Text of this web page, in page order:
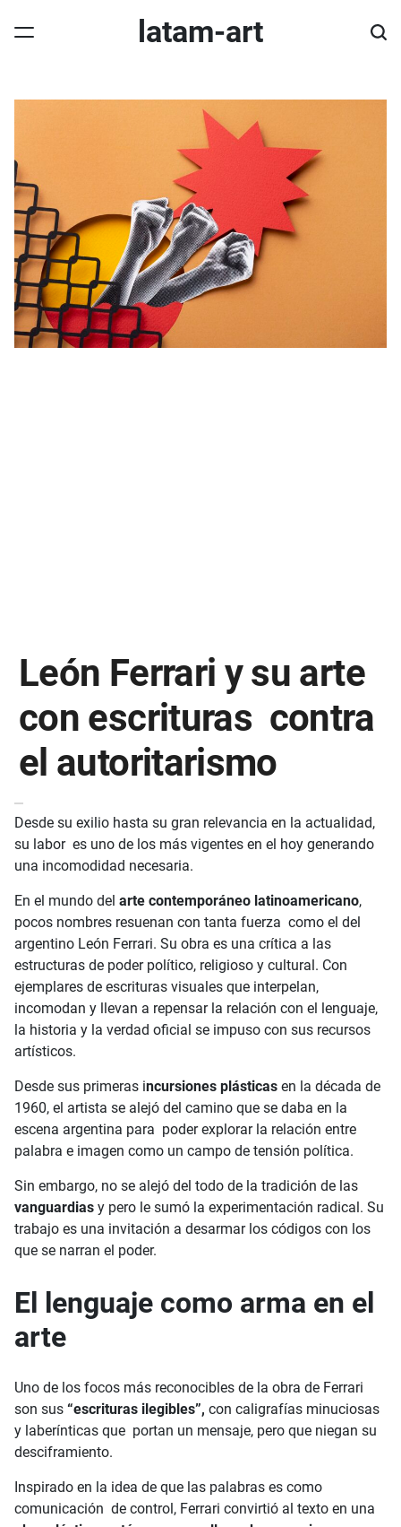
latam-art
León Ferrari y su arte
con escrituras contra
el autoritarismo
Desde su exilio hasta su gran relevancia en la actualidad,
su labor es uno de los más vigentes en el hoy generando
una incomodidad necesaria.
En el mundo del arte contemporáneo latinoamericano,
pocos nombres resuenan con tanta fuerza como el del
argentino León Ferrari. Su obra es una crítica a las
estructuras de poder político, religioso y cultural. Con
ejemplares de escrituras visuales que interpelan,
incomodan y llevan a repensar la relación con el lenguaje,
la historia y la verdad oficial se impuso con sus recursos
artísticos.
Desde sus primeras incursiones plásticas en la década de
1960, el artista se alejó del camino que se daba en la
escena argentina para poder explorar la relación entre
palabra e imagen como un campo de tensión política.
Sin embargo, no se alejó del todo de la tradición de las
vanguardias y pero le sumó la experimentación radical. Su
trabajo es una invitación a desarmar los códigos con los
que se narran el poder.
El lenguaje como arma en el
arte
Uno de los focos más reconocibles de la obra de Ferrari
son sus “escrituras ilegibles”, con caligrafías minuciosas
y laberínticas que portan un mensaje, pero que niegan su
desciframiento.
Inspirado en la idea de que las palabras es como
comunicación de control, Ferrari convirtió al texto en una